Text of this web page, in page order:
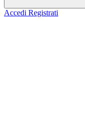
Accedi Registrati